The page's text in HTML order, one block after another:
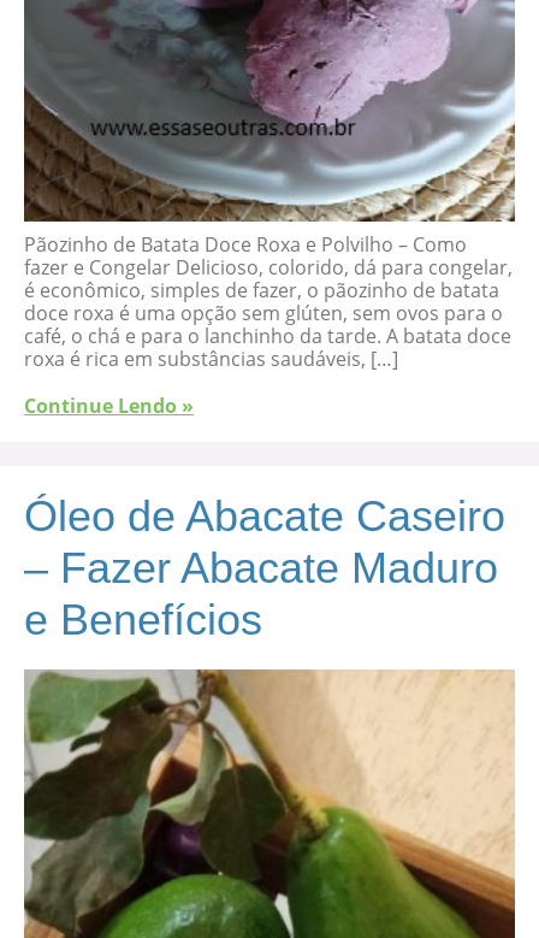
Pãozinho de Batata Doce Roxa e Polvilho – Como
fazer e Congelar Delicioso, colorido, dá para congelar,
é econômico, simples de fazer, o pãozinho de batata
doce roxa é uma opção sem glúten, sem ovos para o
café, o chá e para o lanchinho da tarde. A batata doce
roxa é rica em substâncias saudáveis, […]
Continue Lendo »
Óleo de Abacate Caseiro
– Fazer Abacate Maduro
e Benefícios